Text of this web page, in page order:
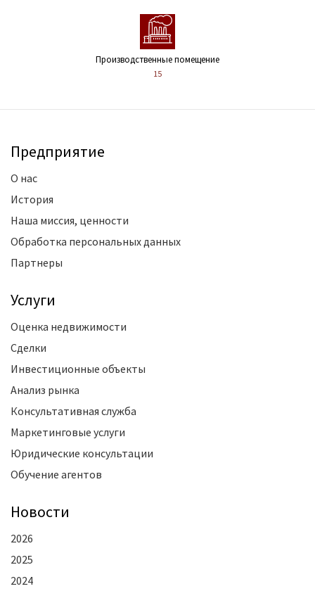
Производственные помещение
15
Предприятие
О нас
История
Наша миссия, ценности
Обработка персональных данных
Партнеры
Услуги
Оценка недвижимости
Сделки
Инвестиционные объекты
Анализ рынка
Консультативная служба
Маркетинговые услуги
Юридические консультации
Обучение агентов
Новости
2026
2025
2024